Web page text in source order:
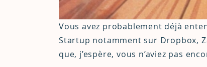
Vous avez probablement déjà
Startup notamment sur Dropbox,
que, j’espère, vous n’aviez pas